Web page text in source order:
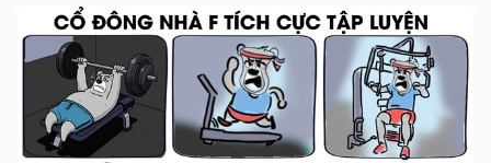
Tất cả Người nội bộ Người liên quan Cổ đông lớn
Tin
tức
(-)